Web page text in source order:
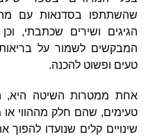
שהשתתפו בסדנאות עם
הגיגים ושירים שכתבתי,
המבקשים לשמור על
טעים ופשוט להכנה.
אחת ממטרות השיטה היא,
טעימים, שהם חלק מההווי
שינויים קלים שנועדו